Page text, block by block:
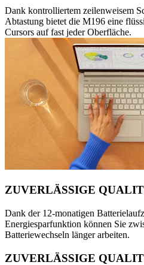
Dank kontrolliertem zeilenweisem
Abtastung bietet die M196 eine
Cursors auf fast jeder Oberfläche.
ZUVERLÄSSIGE
Dank der 12-monatigen
Energiesparfunktion können Sie
Batteriewechseln länger arbeiten.
ZUVERLÄSSIGE